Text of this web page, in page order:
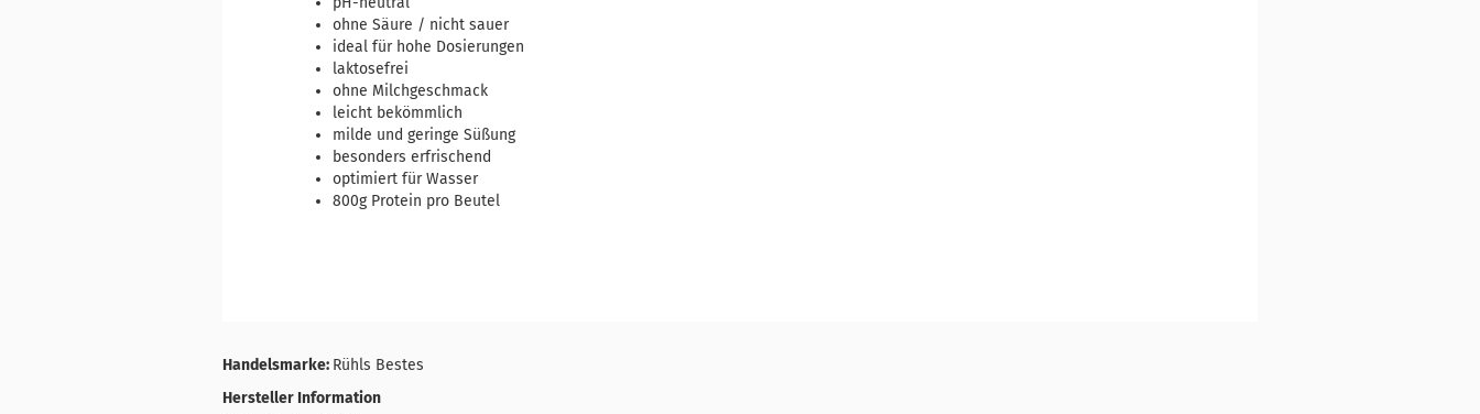
ohne Säure / nicht sauer
ideal für hohe Dosierungen
laktosefrei
ohne Milchgeschmack
leicht bekömmlich
milde und geringe Süßung
besonders erfrischend
optimiert für Wasser
800g Protein pro Beutel
Handelsmarke: Rühls Bestes
Hersteller Information